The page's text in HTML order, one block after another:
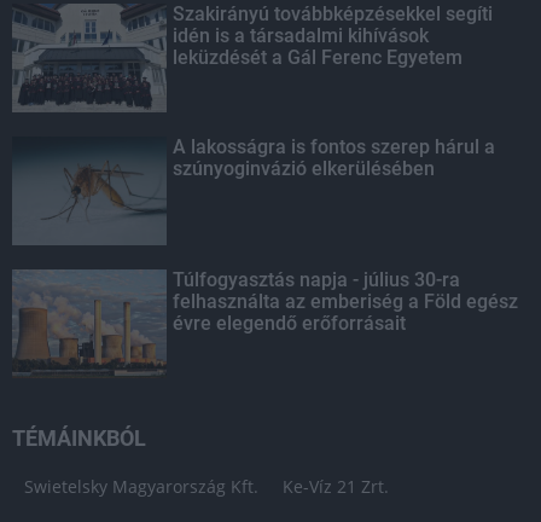
Szakirányú továbbképzésekkel segíti
idén is a társadalmi kihívások
leküzdését a Gál Ferenc Egyetem
A lakosságra is fontos szerep hárul a
szúnyoginvázió elkerülésében
Túlfogyasztás napja - július 30-ra
felhasználta az emberiség a Föld egész
évre elegendő erőforrásait
TÉMÁINKBÓL
Swietelsky Magyarország Kft. Ke-Víz 21 Zrt.